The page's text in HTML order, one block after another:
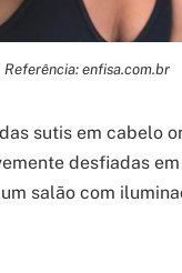
Referência: enfisa.com.br
sutis em cabelo
desfiadas
salão com